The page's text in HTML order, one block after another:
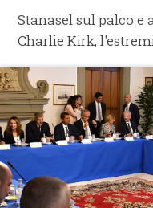
Stanasel sul palco e
Charlie Kirk,